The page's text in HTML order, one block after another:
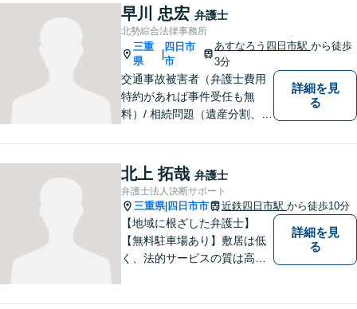
して、一緒に解決方法を考え
る手助けをさせていただけれ
ばと思いますので、お気軽に
ご相談ください。
早川 忠宏 弁護士
北勢綜合法律事務所
三重
県
四日市
市
あすなろう四日市駅 から徒歩
3分
交通事故被害者（弁護士費用
特約があれば事件受任も無
料）/ 相続問題（遺産分割、遺
さい。
詳細を見
る
北上 拓哉 弁護士
弁護士法人決断サポート
三重県| 四日市市 近鉄四日市駅 から徒歩10分
【地域に根ざした弁護士】
【無料駐車場あり】敷居は低
く、法的サービスの質は高く
詳細を見
る